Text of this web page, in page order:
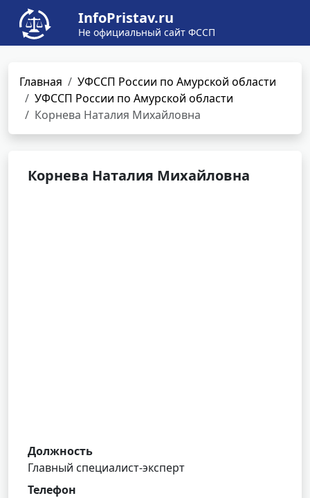
InfoPristav.ru
Не официальный сайт ФССП
Главная
УФССП России по Амурской области
УФССП России по Амурской области
Корнева Наталия Михайловна
Корнева Наталия Михайловна
Должность
Главный специалист-эксперт
Телефон